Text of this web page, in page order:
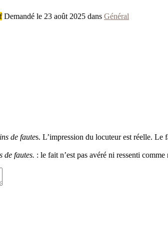
Demandé le 23 août 2025 dans Général
de fautes. L’impression du locuteur est réelle.
de fautes. : le fait n’est pas avéré ni ressenti